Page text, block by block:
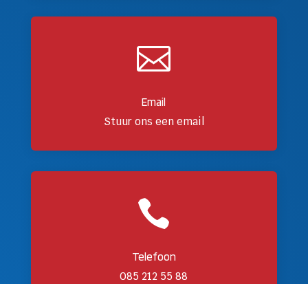

Email
Stuur ons een email

Telefoon
085 212 55 88